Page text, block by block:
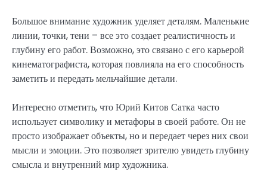
Большое внимание художник уделяет деталям. Маленькие
линии, точки, тени – все это создает реалистичность и
глубину его работ. Возможно, это связано с его карьерой
кинематографиста, которая повлияла на его способность
заметить и передать мельчайшие детали.
Интересно отметить, что Юрий Китов Сатка часто
использует символику и метафоры в своей работе. Он не
просто изображает объекты, но и передает через них свои
мысли и эмоции. Это позволяет зрителю увидеть глубину
смысла и внутренний мир художника.